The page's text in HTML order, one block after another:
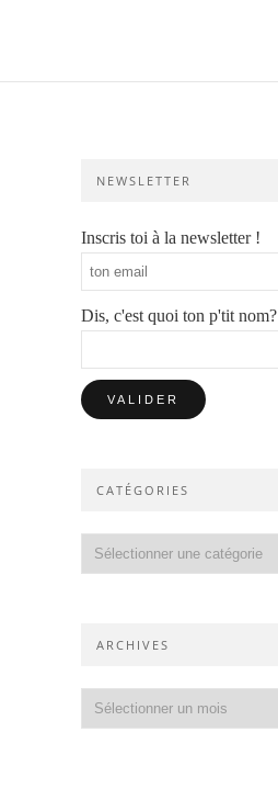
NEWSLETTER
Inscris toi à la newsletter !
Dis, c'est quoi ton p'tit nom?
CATÉGORIES
ARCHIVES